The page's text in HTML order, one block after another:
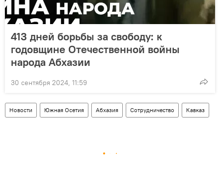
413 дней борьбы за свободу: к
годовщине Отечественной войны
народа Абхазии
30 сентября 2024, 11:59
Новости Южная Осетия Абхазия Сотрудничество Кавказ